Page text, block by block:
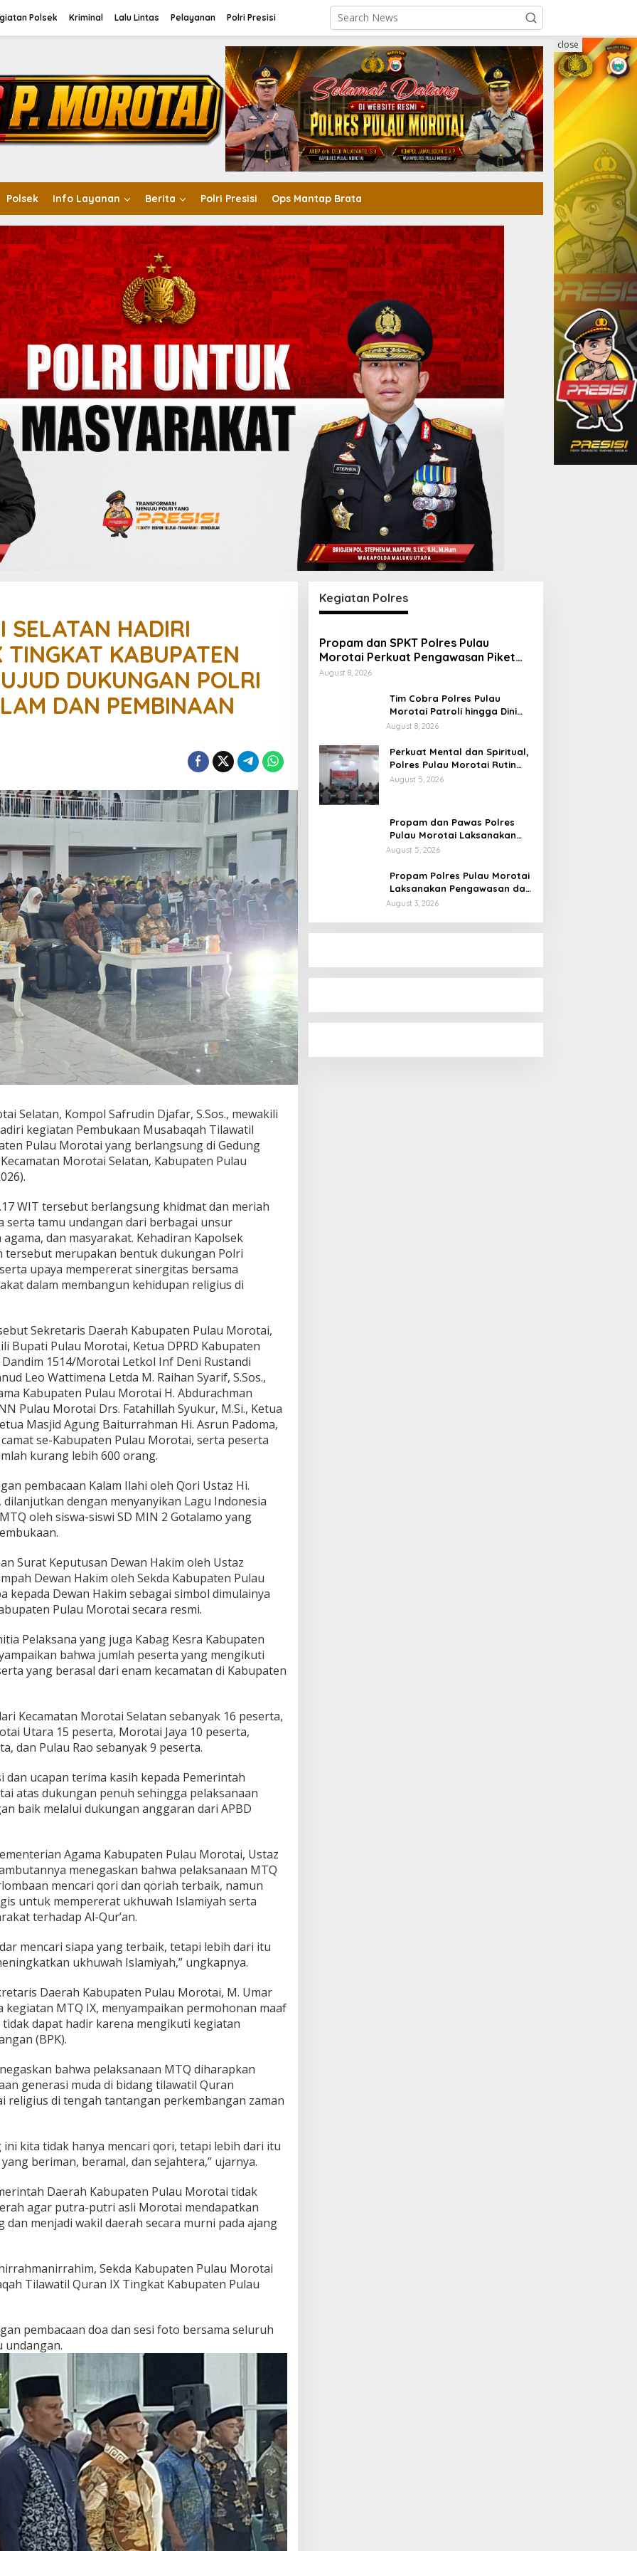
Polsek Kriminal Lalu Lintas Pelayanan Polri Presisi
Polsek Info Layanan Berita Polri Presisi Ops Mantap Brata
close
SELATAN HADIRI
KABUPATEN
DUKUNGAN POLRI
DAN PEMBINAAN
Selatan, Kompol Safrudin Djafar, S.Sos., mewakili
kegiatan Pembukaan Musabaqah Tilawatil
Pulau Morotai yang berlangsung di Gedung
Morotai Selatan, Kabupaten Pulau
WIT tersebut berlangsung khidmat dan meriah
serta tamu undangan dari berbagai unsur
dan masyarakat. Kehadiran Kapolsek
tersebut merupakan bentuk dukungan Polri
upaya mempererat sinergitas bersama
dalam membangun kehidupan religius di
Sekretaris Daerah Kabupaten Pulau Morotai,
Bupati Pulau Morotai, Ketua DPRD Kabupaten
1514/Morotai Letkol Inf Deni Rustandi
Leo Wattimena Letda M. Raihan Syarif, S.Sos.,
Kabupaten Pulau Morotai H. Abdurachman
Pulau Morotai Drs. Fatahillah Syukur, M.Si., Ketua
Masjid Agung Baiturrahman Hi. Asrun Padoma,
se-Kabupaten Pulau Morotai, serta peserta
kurang lebih 600 orang.
pembacaan Kalam Ilahi oleh Qori Ustaz Hi.
dilanjutkan dengan menyanyikan Lagu Indonesia
oleh siswa-siswi SD MIN 2 Gotalamo yang
Surat Keputusan Dewan Hakim oleh Ustaz
Dewan Hakim oleh Sekda Kabupaten Pulau
kepada Dewan Hakim sebagai simbol dimulainya
Pulau Morotai secara resmi.
Pelaksana yang juga Kabag Kesra Kabupaten
bahwa jumlah peserta yang mengikuti
yang berasal dari enam kecamatan di Kabupaten
Kecamatan Morotai Selatan sebanyak 16 peserta,
Utara 15 peserta, Morotai Jaya 10 peserta,
dan Pulau Rao sebanyak 9 peserta.
dan ucapan terima kasih kepada Pemerintah
atas dukungan penuh sehingga pelaksanaan
baik melalui dukungan anggaran dari APBD
Agama Kabupaten Pulau Morotai, Ustaz
menegaskan bahwa pelaksanaan MTQ
mencari qori dan qoriah terbaik, namun
untuk mempererat ukhuwah Islamiyah serta
terhadap Al-Qur’an.
mencari siapa yang terbaik, tetapi lebih dari itu
ukhuwah Islamiyah,” ungkapnya.
Daerah Kabupaten Pulau Morotai, M. Umar
kegiatan MTQ IX, menyampaikan permohonan maaf
dapat hadir karena mengikuti kegiatan
(BPK).
bahwa pelaksanaan MTQ diharapkan
generasi muda di bidang tilawatil Quran
religius di tengah tantangan perkembangan zaman
kita tidak hanya mencari qori, tetapi lebih dari itu
beriman, beramal, dan sejahtera,” ujarnya.
Daerah Kabupaten Pulau Morotai tidak
agar putra-putri asli Morotai mendapatkan
menjadi wakil daerah secara murni pada ajang
Sekda Kabupaten Pulau Morotai
Tilawatil Quran IX Tingkat Kabupaten Pulau
pembacaan doa dan sesi foto bersama seluruh
undangan.
Kegiatan Polres
Propam dan SPKT Polres Pulau
Morotai Perkuat Pengawasan Piket
dan Pelayanan Masyarakat Selama
August 8, 2026
Tim Cobra Polres Pulau
Morotai Patroli hingga Dini
Hari, Cegah Miras dan
August 8, 2026
Perkuat Mental dan Spiritual,
Polres Pulau Morotai Rutin
Gelar Binrohtal untuk Bentuk
August 5, 2026
Propam dan Pawas Polres
Pulau Morotai Laksanakan
Pengecekan Pelayanan,
Mendapat Pelayanan Optimal
August 5, 2026
Propam Polres Pulau Morotai
Laksanakan Pengawasan dan
Pengecekan Personel Saat
August 3, 2026